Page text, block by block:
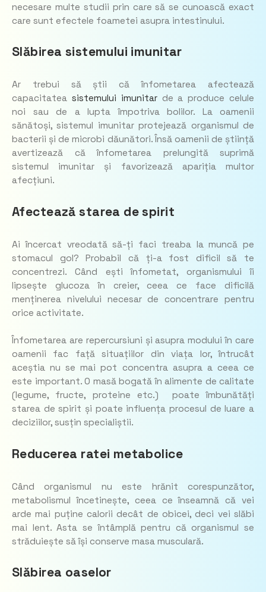
necesare multe studii prin care să se cunoască exact
care sunt efectele foametei asupra intestinului.
Slăbirea sistemului imunitar
Ar trebui să știi că înfometarea afectează
capacitatea sistemului imunitarde a produce celule
noi sau de a lupta împotriva bolilor. La oamenii
sănătoși, sistemul imunitar protejează organismul de
bacterii și de microbi dăunători. Însă oamenii de știință
avertizează că înfometarea prelungită suprimă
sistemul imunitar și favorizează apariția multor
afecțiuni.
Afectează starea de spirit
Ai încercat vreodată să-ți faci treaba la muncă pe
stomacul gol? Probabil că ți-a fost dificil să te
concentrezi. Când ești înfometat, organismului îi
lipsește glucoza în creier, ceea ce face dificilă
menținerea nivelului necesar de concentrare pentru
orice activitate.
Înfometarea are repercursiuni și asupra modului în care
oamenii fac față situațiilor din viața lor, întrucât
aceștia nu se mai pot concentra asupra a ceea ce
este important. O masă bogată în alimente de calitate
(legume, fructe, proteine etc.) poate îmbunătăți
starea de spirit și poate influența procesul de luare a
deciziilor, susțin specialiștii.
Reducerea ratei metabolice
Când organismul nu este hrănit corespunzător,
metabolismul încetinește, ceea ce înseamnă că vei
arde mai puține calorii decât de obicei, deci vei slăbi
mai lent. Asta se întâmplă pentru că organismul se
străduiește să își conserve masa musculară.
Slăbirea oaselor